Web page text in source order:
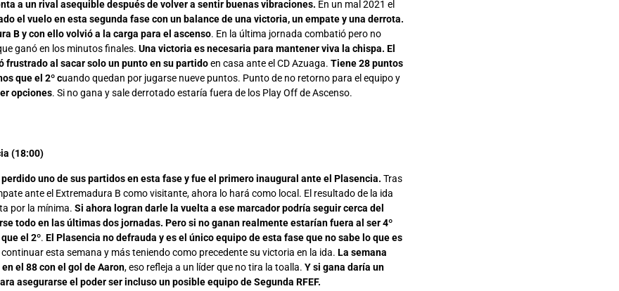
a un rival asequible después de volver a sentir buenas vibraciones. En un mal 2021 el
el vuelo en esta segunda fase con un balance de una victoria, un empate y una derrota.
B y con ello volvió a la carga para el ascenso. En la última jornada combatió pero no
ganó en los minutos finales. Una victoria es necesaria para mantener viva la chispa. El
frustrado al sacar solo un punto en su partidoen casa ante el CD Azuaga. Tiene 28 puntos
que el 2º cuando quedan por jugarse nueve puntos. Punto de no retorno para el equipo y
opciones. Si no gana y sale derrotado estaría fuera de los Play Off de Ascenso.
(18:00)
perdido uno de sus partidos en esta fase y fue el primero inaugural ante el Plasencia. Tras
ante el Extremadura B como visitante, ahora lo hará como local. El resultado de la ida
por la mínima. Si ahora logran darle la vuelta a ese marcador podría seguir cerca del
todo en las últimas dos jornadas. Pero si no ganan realmente estarían fuera al ser 4º
el 2º. El Plasencia no defrauda y es el único equipo de esta fase que no sabe lo que es
continuar esta semana y más teniendo como precedente su victoria en la ida. La semana
el 88 con el gol de Aaron, eso refleja a un líder que no tira la toalla. Y si gana daría un
asegurarse el poder ser incluso un posible equipo de Segunda RFEF.